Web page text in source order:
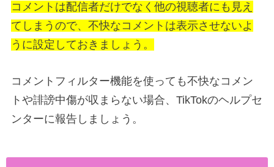
コメントは配信者だけでなく他の視聴者にも見え
てしまうので、不快なコメントは表示させないよ
うに設定しておきましょう。
コメントフィルター機能を使っても不快なコメン
トや誹謗中傷が収まらない場合、TikTokのヘルプセ
ンターに報告しましょう。